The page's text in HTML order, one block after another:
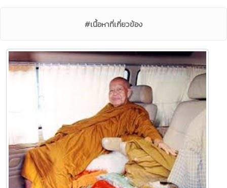
#เนื้อหาที่เกี่ยวข้อง